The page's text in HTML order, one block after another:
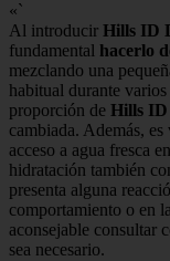
«`
Al introducir Hills ID
fundamental hacerlo
mezclando una
habitual durante
proporción de Hills ID
cambiada. Además,
acceso a agua fresca
hidratación también
presenta alguna
comportamiento o en
aconsejable consultar
sea necesario.